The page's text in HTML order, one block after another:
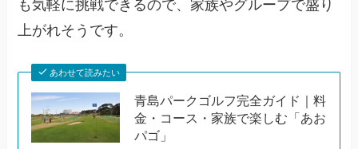
も気軽に挑戦できるので、家族やグループで盛り
上がれそうです。
あわせて読みたい
青島パークゴルフ完全ガイド｜料
金・コース・家族で楽しむ「あお
パゴ」